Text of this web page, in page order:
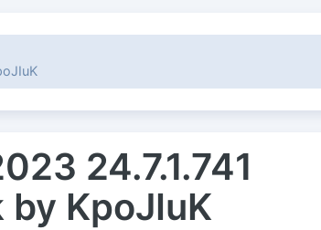
24.7.1.741
by KpoJIuK